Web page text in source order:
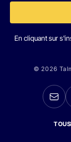
En cliquant sur
© 2026